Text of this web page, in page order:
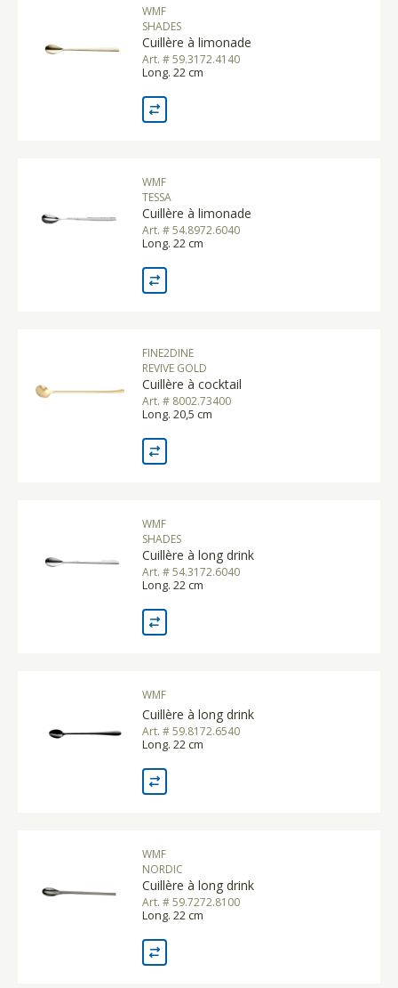
WMF
SHADES
Cuillère à limonade
Art. # 59.3172.4140
Long. 22 cm
WMF
TESSA
Cuillère à limonade
Art. # 54.8972.6040
Long. 22 cm
FINE2DINE
REVIVE GOLD
Cuillère à cocktail
Art. # 8002.73400
Long. 20,5 cm
WMF
SHADES
Cuillère à long drink
Art. # 54.3172.6040
Long. 22 cm
WMF
Cuillère à long drink
Art. # 59.8172.6540
Long. 22 cm
WMF
NORDIC
Cuillère à long drink
Art. # 59.7272.8100
Long. 22 cm